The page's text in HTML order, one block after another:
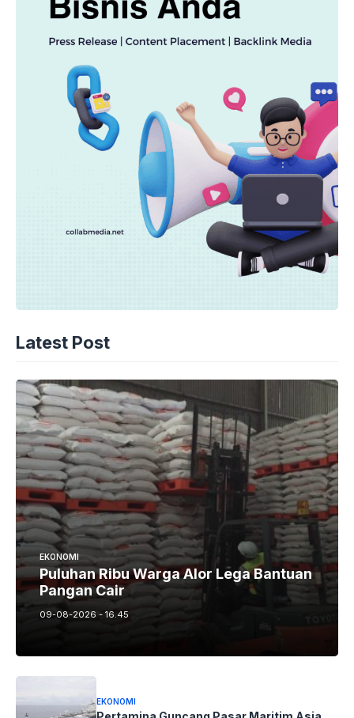
Latest Post
EKONOMI
Puluhan Ribu Warga Alor Lega Bantuan
Pangan Cair
09-08-2026 - 16.45
EKONOMI